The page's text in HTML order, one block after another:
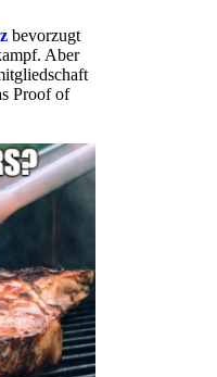
bevorzugt
Aber
Proof of